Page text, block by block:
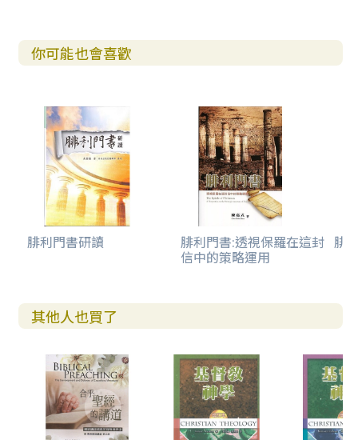
你可能也會喜歡
腓利門書研讀 腓利門書:透視保羅在這封
信中的策略運用
腓
其他人也買了